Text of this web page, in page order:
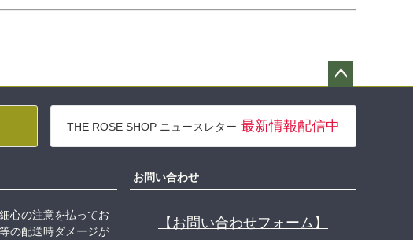
ップ
へ
THE ROSE SHOP ニュースレター 最新情報配信中
心の注意を払ってお
の配送時ダメージが
お問い合わせ
【お問い合わせフォーム】